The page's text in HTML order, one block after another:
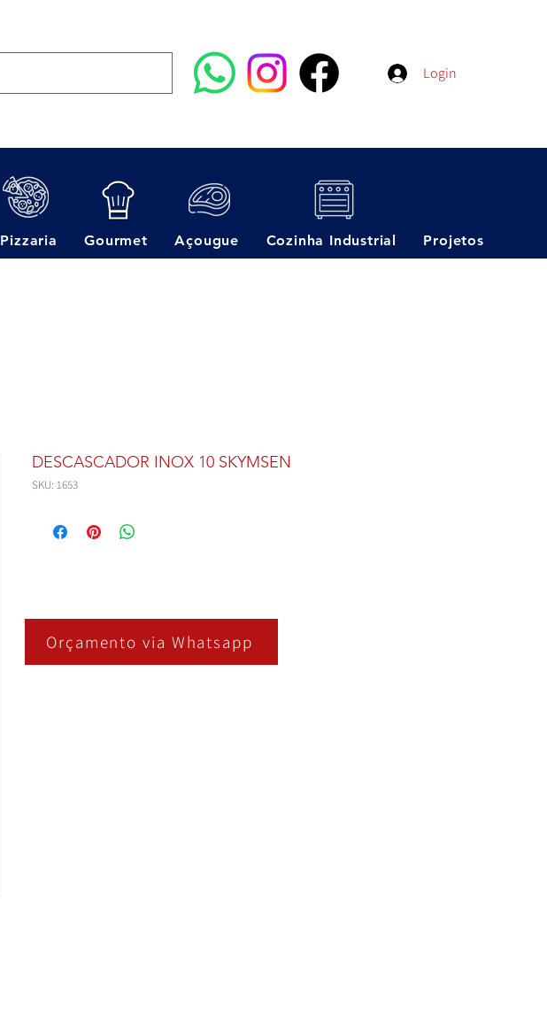
Login
DESCASCADOR INOX 10 SKYMSEN
SKU: 1653
Orçamento via Whatsapp
Pizzaria Gourmet Açougue Cozinha Industrial Projetos